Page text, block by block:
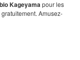
Kageyamapour les
Amusez-